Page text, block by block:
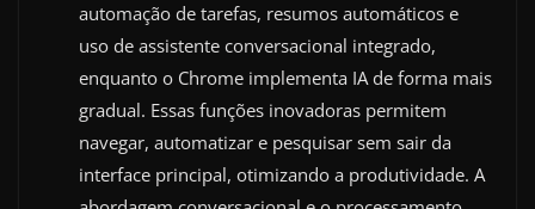
automação de tarefas, resumos automáticos e
uso de assistente conversacional integrado,
enquanto o Chrome implementa IA de forma mais
gradual. Essas funções inovadoras permitem
navegar, automatizar e pesquisar sem sair da
interface principal, otimizando a produtividade. A